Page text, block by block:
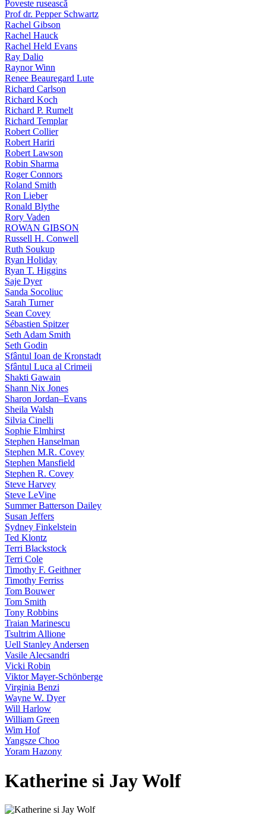
Poveste rusească
Prof dr. Pepper Schwartz
Rachel Gibson
Rachel Hauck
Rachel Held Evans
Ray Dalio
Raynor Winn
Renee Beauregard Lute
Richard Carlson
Richard Koch
Richard P. Rumelt
Richard Templar
Robert Collier
Robert Hariri
Robert Lawson
Robin Sharma
Roger Connors
Roland Smith
Ron Lieber
Ronald Blythe
Rory Vaden
ROWAN GIBSON
Russell H. Conwell
Ruth Soukup
Ryan Holiday
Ryan T. Higgins
Saje Dyer
Sanda Socoliuc
Sarah Turner
Sean Covey
Sébastien Spitzer
Seth Adam Smith
Seth Godin
Sfântul Ioan de Kronstadt
Sfântul Luca al Crimeii
Shakti Gawain
Shann Nix Jones
Sharon Jordan–Evans
Sheila Walsh
Silvia Cinelli
Sophie Elmhirst
Stephen Hanselman
Stephen M.R. Covey
Stephen Mansfield
Stephen R. Covey
Steve Harvey
Steve LeVine
Summer Batterson Dailey
Susan Jeffers
Sydney Finkelstein
Ted Klontz
Terri Blackstock
Terri Cole
Timothy F. Geithner
Timothy Ferriss
Tom Bouwer
Tom Smith
Tony Robbins
Traian Marinescu
Tsultrim Allione
Uell Stanley Andersen
Vasile Alecsandri
Vicki Robin
Viktor Mayer-Schönberge
Virginia Benzi
Wayne W. Dyer
Will Harlow
William Green
Wim Hof
Yangsze Choo
Yoram Hazony
Katherine si Jay Wolf